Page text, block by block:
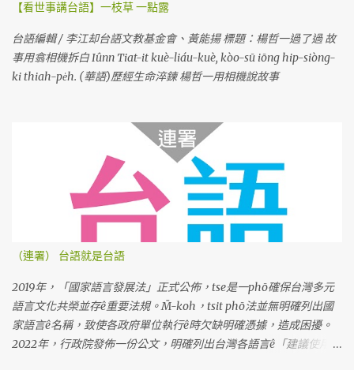
【看世事講台語】一枝草 一點露
台語編輯 / 李江却台語文教基金會、黃能揚 標題：楊哲一過了過 故
事用翕相機拆白 Iûnn Tiat-it kuè-liáu-kuè, kòo-sū iōng hip-siòng-
ki thiah-pe̍h. (華語)歷經生命淬鍊 楊哲一用相機說故事
（連署） 台語就是台語
2019年，「國家語言發展法」正式公佈，tse是一phō確保台灣多元
語言文化共榮並存ê重要法規。M̄-koh，tsit phō法並無明確列出國
家語言ê名稱，致使各政府單位執行ê時欠缺明確憑據，造成困擾。
2022年，行政院發佈一份公文，明確列出台灣各語言ê「建議使用名